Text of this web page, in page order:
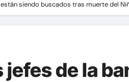
siendo buscados tras muerte del
jefes de la